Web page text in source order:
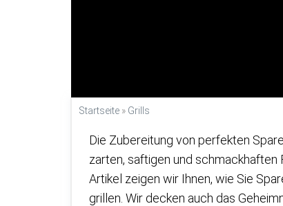
Startseite » Grills
Die Zubereitung von perfekten
zarten, saftigen und
Artikel zeigen wir Ihnen, wie Sie
grillen. Wir decken auch das